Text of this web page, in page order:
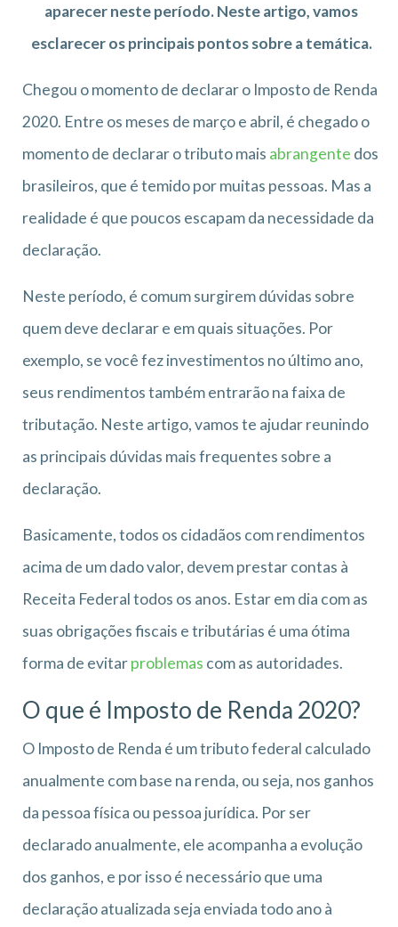
aparecer neste período. Neste artigo, vamos
esclarecer os principais pontos sobre a temática.
Chegou o momento de declarar o Imposto de Renda
2020. Entre os meses de março e abril, é chegado o
momento de declarar o tributo mais abrangente dos
brasileiros, que é temido por muitas pessoas. Mas a
realidade é que poucos escapam da necessidade da
declaração.
Neste período, é comum surgirem dúvidas sobre
quem deve declarar e em quais situações. Por
exemplo, se você fez investimentos no último ano,
seus rendimentos também entrarão na faixa de
tributação. Neste artigo, vamos te ajudar reunindo
as principais dúvidas mais frequentes sobre a
declaração.
Basicamente, todos os cidadãos com rendimentos
acima de um dado valor, devem prestar contas à
Receita Federal todos os anos. Estar em dia com as
suas obrigações fiscais e tributárias é uma ótima
forma de evitarproblemas com as autoridades.
O que é Imposto de Renda 2020?
O Imposto de Renda é um tributo federal calculado
anualmente com base na renda, ou seja, nos ganhos
da pessoa física ou pessoa jurídica. Por ser
declarado anualmente, ele acompanha a evolução
dos ganhos, e por isso é necessário que uma
declaração atualizada seja enviada todo ano à